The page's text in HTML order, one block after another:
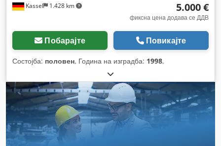
Kassel 1.428 km 5.000 €
фиксна цена додава се ДДВ
Побарајте Повикајте
Состојба: половен, Година на изградба: 1998,